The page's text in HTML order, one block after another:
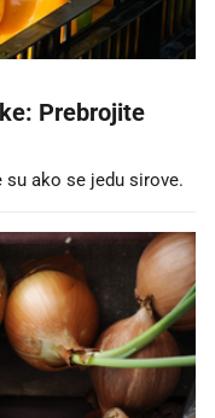
Prebrojite
su ako se jedu sirove.